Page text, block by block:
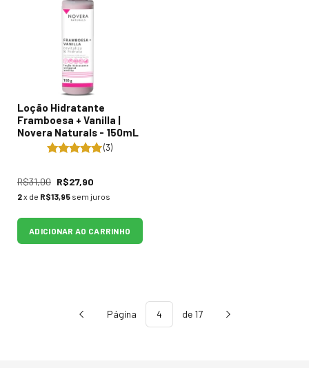
Loção Hidratante
Framboesa + Vanilla |
Novera Naturals - 150mL
(3)
R$31,00 R$27,90
2x de R$13,95 sem juros
ADICIONAR AO CARRINHO
Página de 17